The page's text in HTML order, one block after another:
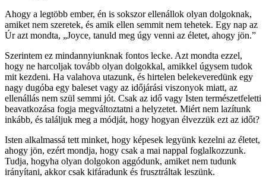
Ahogy a legtöbb ember, én is sokszor ellenállok olyan dolgoknak,
amiket nem szeretek, és amik ellen semmit nem tehetek. Egy nap az
Úr azt mondta, „Joyce, tanuld meg úgy venni az életet, ahogy jön.”
Szerintem ez mindannyiunknak fontos lecke. Azt mondta ezzel,
hogy ne harcoljak tovább olyan dolgokkal, amikkel úgysem tudok
mit kezdeni. Ha valahova utazunk, és hirtelen belekeveredünk egy
nagy dugóba egy baleset vagy az időjárási viszonyok miatt, az
ellenállás nem szül semmi jót. Csak az idő vagy Isten természetfeletti
beavatkozása fogja megváltoztatni a helyzetet. Miért nem lazítunk
inkább, és találjuk meg a módját, hogy hogyan élvezzük ezt az időt?
Isten alkalmassá tett minket, hogy képesek legyünk kezelni az életet,
ahogy jön, ezért mondja, hogy csak a mai nappal foglalkozzunk.
Tudja, hogyha olyan dolgokon aggódunk, amiket nem tudunk
irányítani, akkor csak kifáradunk és frusztráltak leszünk.